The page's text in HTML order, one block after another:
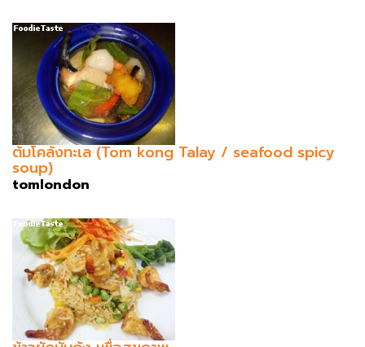
ต้มโคล้งทะเล (Tom kong Talay / seafood spicy
soup)
tomlondon